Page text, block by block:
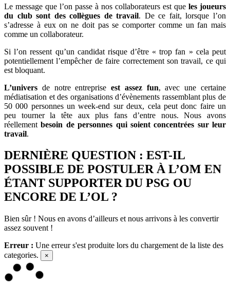
Le message que l’on passe à nos collaborateurs est que les joueurs
du club sont des collègues de travail. De ce fait, lorsque l’on
s’adresse à eux on ne doit pas se comporter comme un fan mais
comme un collaborateur.
Si l’on ressent qu’un candidat risque d’être « trop fan » cela peut
potentiellement l’empêcher de faire correctement son travail, ce qui
est bloquant.
L’univers de notre entrepriseest assez fun, avec une certaine
médiatisation et des organisations d’évènements rassemblant plus de
50 000 personnes un week-end sur deux, cela peut donc faire un
peu tourner la tête aux plus fans d’entre nous. Nous avons
réellementbesoin de personnes qui soient concentrées sur leur
travail.
DERNIÈRE QUESTION : EST-IL
POSSIBLE DE POSTULER À L’OM EN
ÉTANT SUPPORTER DU PSG OU
ENCORE DE L’OL ?
Bien sûr ! Nous en avons d’ailleurs et nous arrivons à les convertir
assez souvent !
Erreur : Une erreur s'est produite lors du chargement de la liste des
categories.
×